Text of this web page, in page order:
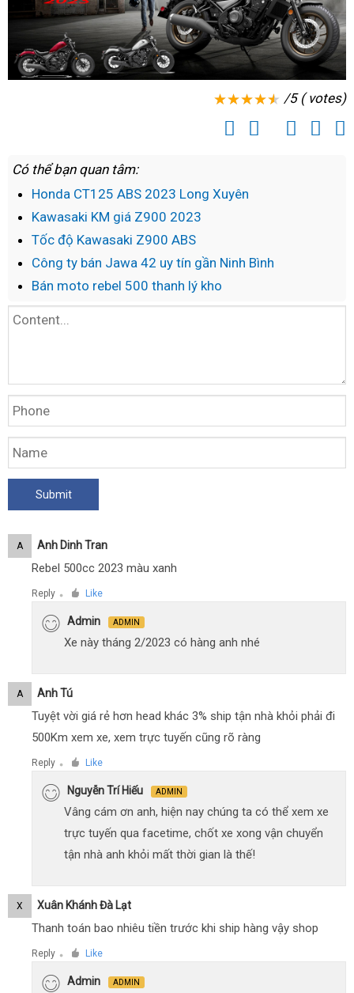
/5 ( votes)
Có thể bạn quan tâm:
Honda CT125 ABS 2023 Long Xuyên
Kawasaki KM giá Z900 2023
Tốc độ Kawasaki Z900 ABS
Công ty bán Jawa 42 uy tín gần Ninh Bình
Bán moto rebel 500 thanh lý kho
A Anh Dinh Tran
Rebel 500cc 2023 màu xanh
Reply ● Like
Admin ADMIN
Xe này tháng 2/2023 có hàng anh nhé
A Anh Tú
Tuyệt vời giá rẻ hơn head khác 3% ship tận nhà khỏi phải đi
500Km xem xe, xem trực tuyến cũng rõ ràng
Reply ● Like
Nguyễn Trí Hiếu ADMIN
Vâng cám ơn anh, hiện nay chúng ta có thể xem xe
trực tuyến qua facetime, chốt xe xong vận chuyển
tận nhà anh khỏi mất thời gian là thế!
X Xuân Khánh Đà Lạt
Thanh toán bao nhiêu tiền trước khi ship hàng vậy shop
Reply ● Like
Admin ADMIN